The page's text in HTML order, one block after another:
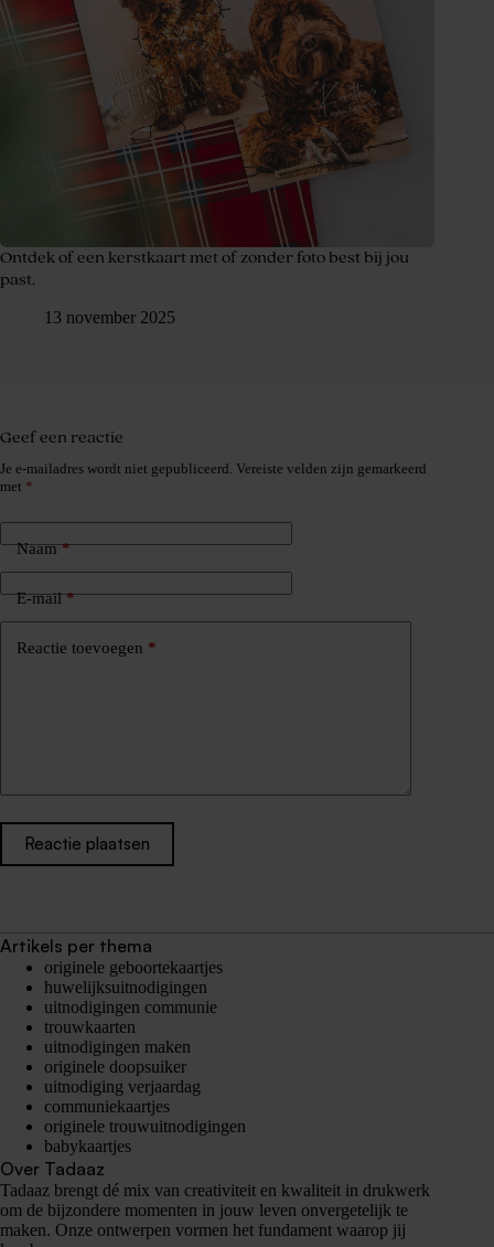
Ontdek of een kerstkaart met of zonder foto best bij jou
past.
13 november 2025
Geef een reactie
Je e-mailadres wordt niet gepubliceerd. Vereiste velden zijn gemarkeerd
met *
Naam*
E-mail*
Reactie toevoegen *
Reactie plaatsen
Artikels per thema
originele geboortekaartjes
huwelijksuitnodigingen
uitnodigingen communie
trouwkaarten
uitnodigingen maken
originele doopsuiker
uitnodiging verjaardag
communiekaartjes
originele trouwuitnodigingen
babykaartjes
Over Tadaaz
Tadaaz brengt dé mix van creativiteit en kwaliteit in drukwerk
om de bijzondere momenten in jouw leven onvergetelijk te
maken. Onze ontwerpen vormen het fundament waarop jij